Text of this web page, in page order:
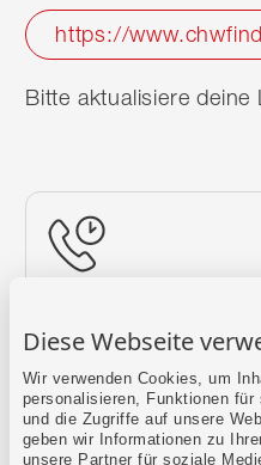
Diese Webseite
Wir verwenden Cookies, um
personalisieren, Funktionen
und die Zugriffe auf unsere
geben wir Informationen zu
unsere Partner für soziale
https://
Bitte aktualisiere deine
Mehr erfahren